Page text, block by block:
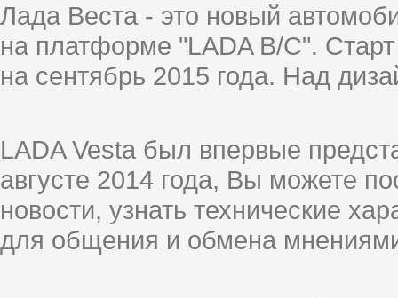
Лада Веста - это новый
на платформе "LADA B/C".
на сентябрь 2015 года. Над
LADA Vesta был впервые
августе 2014 года, Вы можете
новости, узнать технические
для общения и обмена